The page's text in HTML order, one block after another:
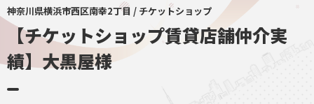
神奈川県横浜市西区南幸2丁目 / チケットショップ
【チケットショップ賃貸店舗仲介実
績】大黒屋様